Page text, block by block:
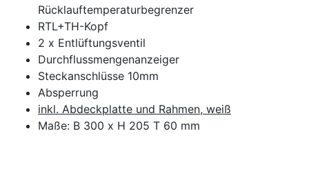
Rücklauftemperaturbegrenzer
RTL+TH-Kopf
2 x Entlüftungsventil
Durchflussmengenanzeiger
Steckanschlüsse 10mm
Absperrung
inkl. Abdeckplatte und Rahmen, weiß
Maße: B 300 x H 205 T 60 mm